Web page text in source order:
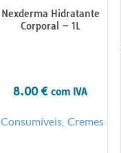
Nexderma Hidratante
Corporal – 1L
8.00€ com IVA
Consumíveis, Cremes